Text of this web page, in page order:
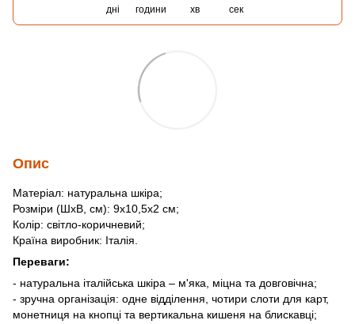
дні години хв сек
Опис
Матеріал: натуральна шкіра;
Розміри (ШхВ, см): 9х10,5х2 см;
Колір: світло-коричневий;
Країна виробник: Італія.
Переваги:
- натуральна італійська шкіра – м'яка, міцна та довговічна;
- зручна організація: одне відділення, чотири слоти для карт,
монетниця на кнопці та вертикальна кишеня на блискавці;